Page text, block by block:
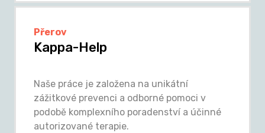
Přerov
Kappa-Help
Naše práce je založena na unikátní
zážitkové prevenci a odborné pomoci v
podobě komplexního poradenství a účinné
autorizované terapie.